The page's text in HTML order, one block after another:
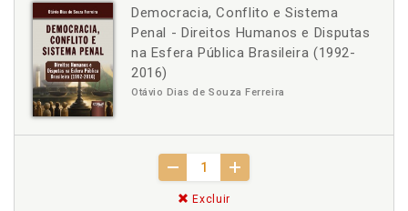
Democracia, Conflito e Sistema
Penal - Direitos Humanos e Disputas
na Esfera Pública Brasileira (1992-
2016)
Otávio Dias de Souza Ferreira
Excluir